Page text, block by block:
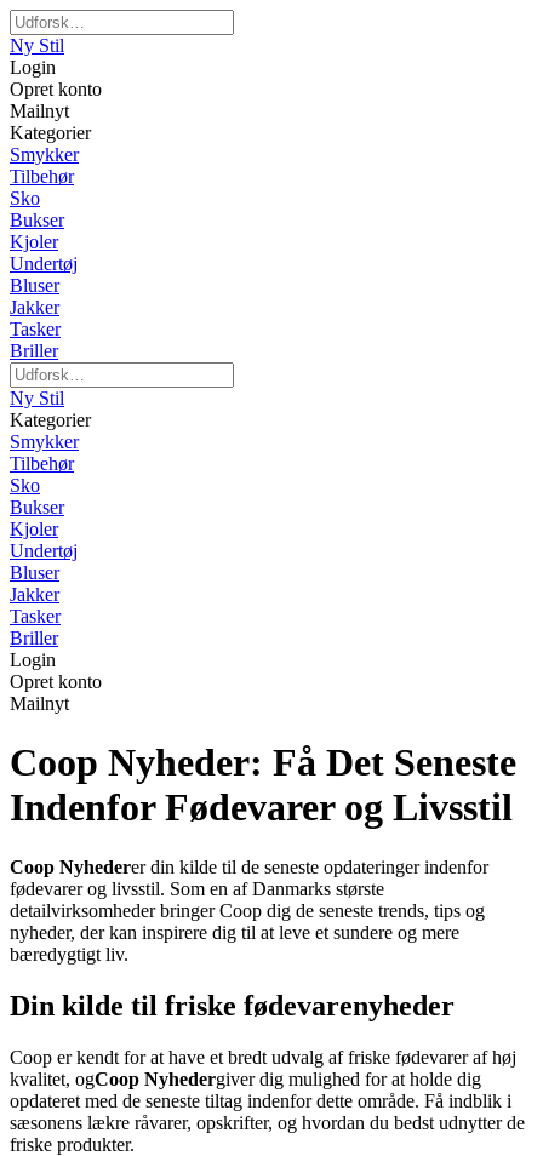
Ny Stil
Login
Opret konto
Mailnyt
Kategorier
Smykker
Tilbehør
Sko
Bukser
Kjoler
Undertøj
Bluser
Jakker
Tasker
Briller
Ny Stil
Kategorier
Smykker
Tilbehør
Sko
Bukser
Kjoler
Undertøj
Bluser
Jakker
Tasker
Briller
Login
Opret konto
Mailnyt
Coop Nyheder: Få Det Seneste
Indenfor Fødevarer og Livsstil
Coop Nyhederer din kilde til de seneste opdateringer indenfor
fødevarer og livsstil. Som en af Danmarks største
detailvirksomheder bringer Coop dig de seneste trends, tips og
nyheder, der kan inspirere dig til at leve et sundere og mere
bæredygtigt liv.
Din kilde til friske fødevarenyheder
Coop er kendt for at have et bredt udvalg af friske fødevarer af høj
kvalitet, ogCoop Nyhedergiver dig mulighed for at holde dig
opdateret med de seneste tiltag indenfor dette område. Få indblik i
sæsonens lækre råvarer, opskrifter, og hvordan du bedst udnytter de
friske produkter.